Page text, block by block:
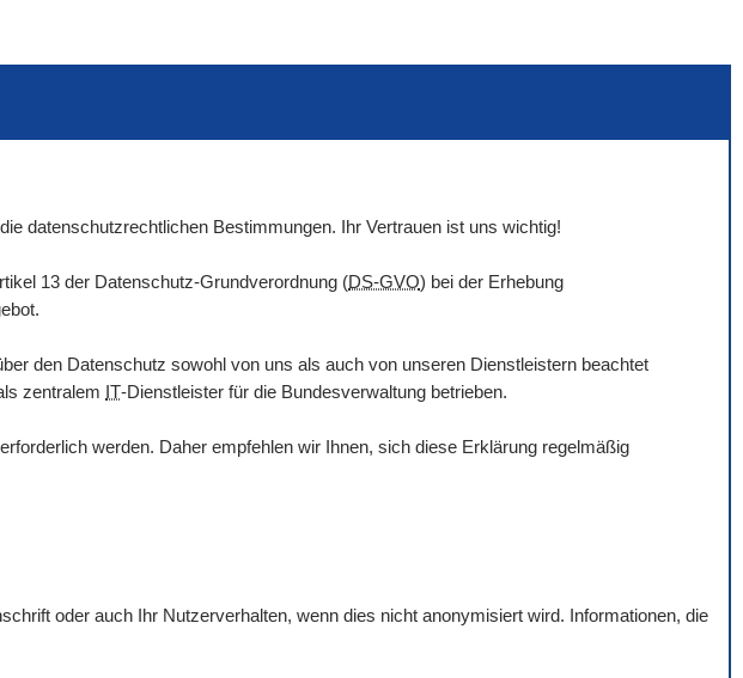
datenschutzrechtlichen Bestimmungen. Ihr Vertrauen ist uns wichtig!
13 der Datenschutz-Grundverordnung (DS-GVO) bei der Erhebung
den Datenschutz sowohl von uns als auch von unseren Dienstleistern beachtet
zentralem IT-Dienstleister für die Bundesverwaltung betrieben.
werden. Daher empfehlen wir Ihnen, sich diese Erklärung regelmäßig
oder auch Ihr Nutzerverhalten, wenn dies nicht anonymisiert wird. Informationen, die